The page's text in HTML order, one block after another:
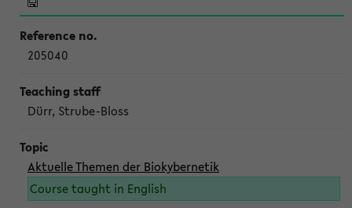
205040
Dürr, Strube-Bloss
Aktuelle Themen der Biokybernetik
Course taught in English